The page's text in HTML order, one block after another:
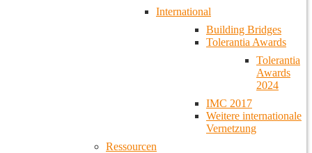
International
Building Bridges
Tolerantia Awards
Tolerantia
Awards
2024
IMC 2017
Weitere internationale
Vernetzung
Ressourcen